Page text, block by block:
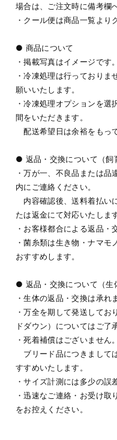
場合は、ご注文時に備考欄
・クール便は商品一覧より
● 商品について
・掲載写真はイメージです。
・冷凍処理は行っておりま
願いいたします。
・冷凍処理オプションを
間をいただきます。
配送希望日は余裕をもっ
● 返品・交換について（飼
・万が一、不良品または品
内にご連絡ください。
内容確認後、送料着払い
たは返金にて対応いたします
・お客様都合による返品・
・菌糸類は生き物・ナマモ
おすすめします。
● 返品・交換について（生
・生体の返品・交換は承れ
・万全を期して発送してお
ドダウン）についてはご了
・死着補償はございません。
ブリード品につきまして
すすめいたします。
・サイズ計測には多少の誤
・迅速なご連絡・お受け取
をお控えください。